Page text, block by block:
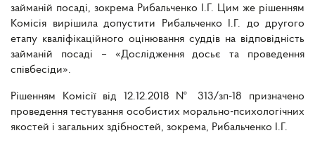
займаній посаді, зокрема Рибальченко І.Г. Цим же рішенням
Комісія вирішила допустити Рибальченко І.Г. до другого
етапу кваліфікаційного оцінювання суддів на відповідність
займаній посаді – «Дослідження досьє та проведення
співбесіди».
Рішенням Комісії від 12.12.2018 № 313/зп-18 призначено
проведення тестування особистих морально-психологічних
якостей і загальних здібностей, зокрема, Рибальченко І.Г.